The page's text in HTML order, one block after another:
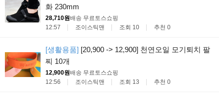
화 230mm
28,710원배송 무료 토스쇼핑
12:57
조이스틱맨 조회 10 추천 0
[생활용품] [20,900 -> 12,900] 천연오일 모기퇴치 팔
찌 10개
12,900원배송 무료 토스쇼핑
12:56
조이스틱맨 조회 13 추천 0